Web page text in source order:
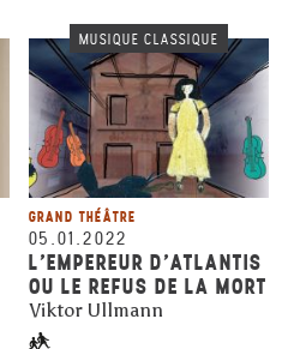
MUSIQUE CLASSIQUE
GRAND THÉÂTRE
05.01.2022
L’EMPEREUR D’ATLANTIS
OU LE REFUS DE LA MORT
Viktor Ullmann